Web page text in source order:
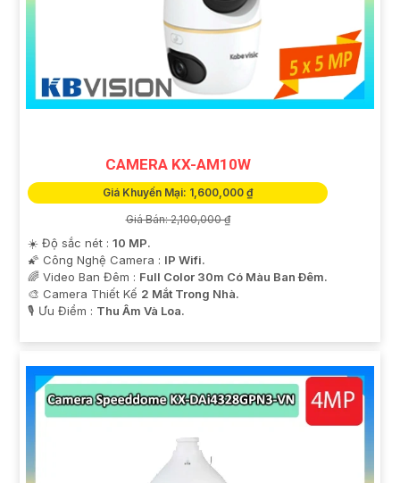
CAMERA KX-AM10W
Giá Khuyến Mại: 1,600,000 ₫
Giá Bán: 2,100,000 ₫
☀️ Độ sắc nét : 10 MP.
🌠 Công Nghệ Camera : IP Wifi.
🌈 Video Ban Đêm : Full Color 30m Có Màu Ban Ðêm.
🎨 Camera Thiết Kế 2 Mắt Trong Nhà.
️🎙 Ưu Điểm : Thu Âm Và Loa.